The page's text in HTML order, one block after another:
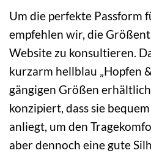
Um die perfekte Passform
empfehlen wir, die
Website zu konsultieren.
kurzarm hellblau „Hopfen
gängigen Größen
konzipiert, dass sie
anliegt, um den
aber dennoch eine gute